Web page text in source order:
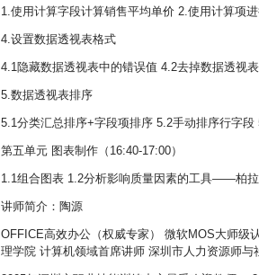
1.使用计算字段计算销售平均单价 2.使用计算项
4.设置数据透视表格式
4.1隐藏数据透视表中的错误值 4.2去掉数据透视
5.数据透视表排序
5.1分类汇总排序+字段项排序 5.2手动排序行字
第五单元 图表制作（16:40-17:00）
1.1组合图表 1.2分析影响质量因素的工具——柏
讲师简介：陶源
OFFICE高效办公（权威专家） 微软MOS大师级
理学院 计算机领域首席讲师 深圳市人力资源师